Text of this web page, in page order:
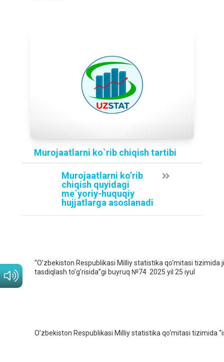
Murojaatlarni ko`rib chiqish tartibi
Murojaatlarni ko’rib
chiqish quyidagi
me`yoriy-huquqiy
hujjatlarga asoslanadi
“O’zbekiston Respublikasi Milliy statistika qo‘mitasi
tasdiqlash to’g’risida”gi buyruq №74 2025 yil 25 iyul
O’zbekiston Respublikasi Milliy statistika qo‘mitasi